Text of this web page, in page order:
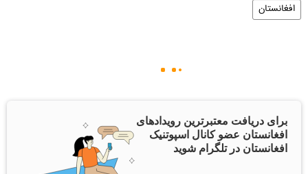
افغانستان
برای دریافت معتبرترین رویدادهای
افغانستان عضو کانال اسپوتنیک
افغانستان در تلگرام شوید